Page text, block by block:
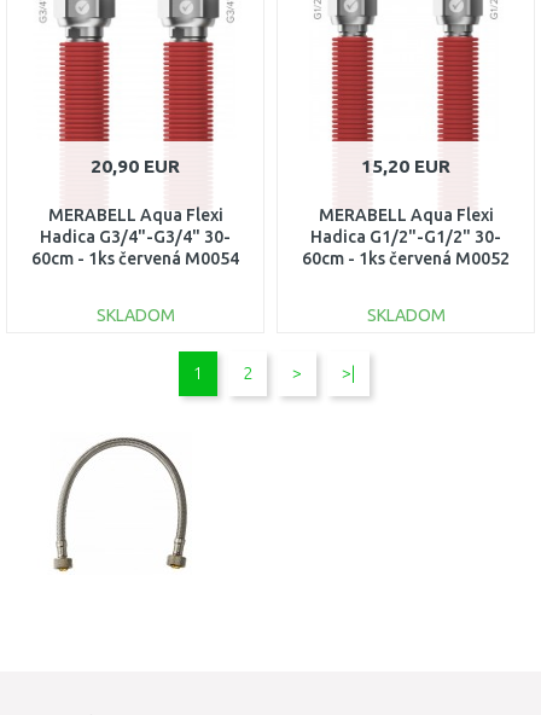
Porovnať Porovnať
20,90 EUR
MERABELL Aqua Flexi
Hadica G3/4"-G3/4" 30-
60cm - 1ks červená M0054
SKLADOM
DO KOŠÍKA
15,20 EUR
MERABELL Aqua Flexi
Hadica G1/2"-G1/2" 30-
60cm - 1ks červená M0052
SKLADOM
1 2 > >|